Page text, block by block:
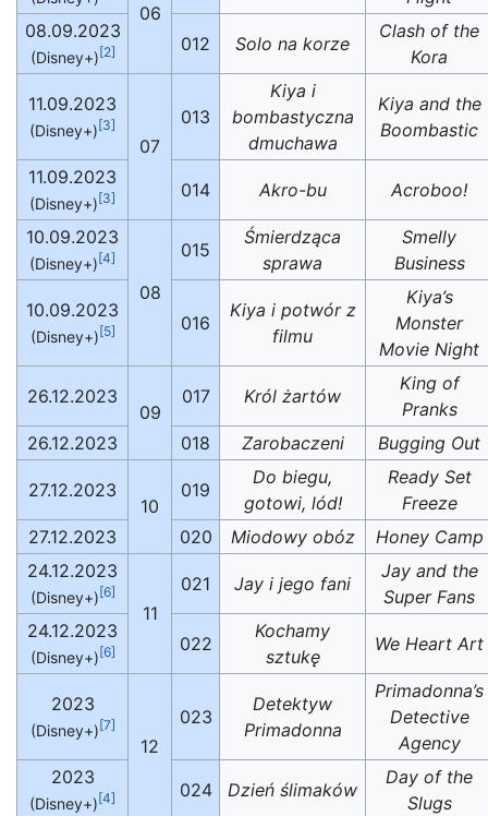
06
08.09.2023
(Disney+) [2] 012 Solo na korze
Clash of the
Kora
11.09.2023
(Disney+) [3]
07
013
Kiya i
bombastyczna
dmuchawa
Kiya and the
Boombastic
11.09.2023
(Disney+) [3] 014 Akro-bu Acroboo!
10.09.2023
(Disney+) [4]
08
015
Śmierdząca
sprawa
Smelly
Business
10.09.2023
(Disney+) [5] 016
Kiya i potwór z
filmu
Kiya’s
Monster
Movie Night
26.12.2023
09
017 Król żartów
King of
Pranks
26.12.2023
018 Zarobaczeni Bugging Out
27.12.2023
10
019
Do biegu,
gotowi, lód!
Ready Set
Freeze
27.12.2023
020 Miodowy obóz
Honey Camp
24.12.2023
(Disney+) [6]
11
021 Jay i jego fani
Jay and the
Super Fans
24.12.2023
(Disney+) [6] 022
Kochamy
sztukę
We Heart Art
2023
(Disney+) [7]
12
023
Detektyw
Primadonna
Primadonna’s
Detective
Agency
2023
(Disney+) [4] 024 Dzień ślimaków
Day of the
Slugs